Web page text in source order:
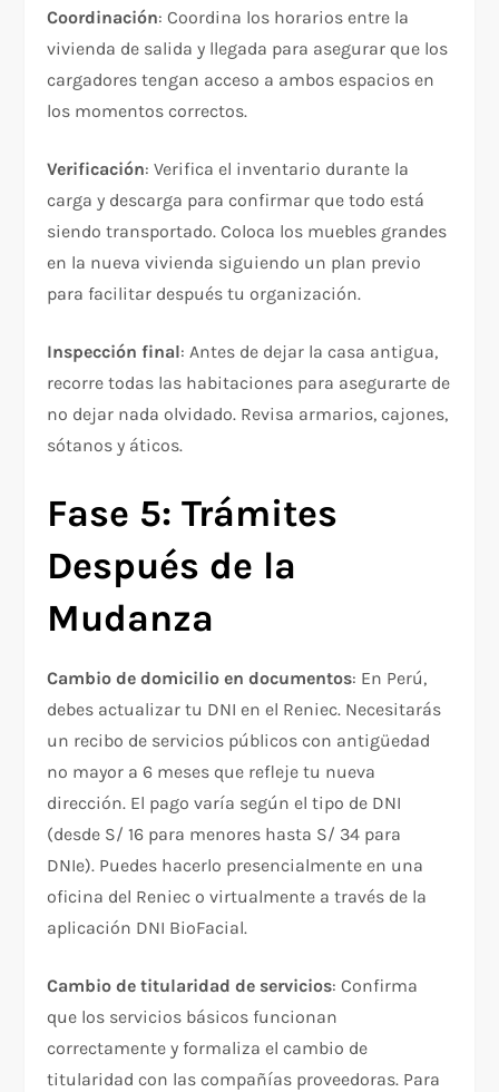
Coordinación: Coordina los horarios entre la
vivienda de salida y llegada para asegurar que los
cargadores tengan acceso a ambos espacios en
los momentos correctos.​
Verificación: Verifica el inventario durante la
carga y descarga para confirmar que todo está
siendo transportado. Coloca los muebles grandes
en la nueva vivienda siguiendo un plan previo
para facilitar después tu organización.​
Inspección final: Antes de dejar la casa antigua,
recorre todas las habitaciones para asegurarte de
no dejar nada olvidado. Revisa armarios, cajones,
sótanos y áticos.
Fase 5: Trámites
Después de la
Mudanza
Cambio de domicilio en documentos: En Perú,
debes actualizar tu DNI en el Reniec. Necesitarás
un recibo de servicios públicos con antigüedad
no mayor a 6 meses que refleje tu nueva
dirección. El pago varía según el tipo de DNI
(desde S/ 16 para menores hasta S/ 34 para
DNIe). Puedes hacerlo presencialmente en una
oficina del Reniec o virtualmente a través de la
aplicación DNI BioFacial.​​
Cambio de titularidad de servicios: Confirma
que los servicios básicos funcionan
correctamente y formaliza el cambio de
titularidad con las compañías proveedoras. Para